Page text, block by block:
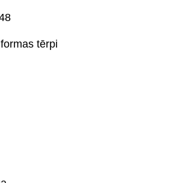
tērpi